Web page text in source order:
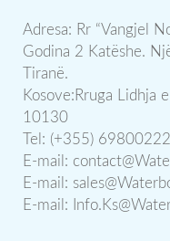
Adresa: Rr “Vangjel
Godina 2 Katëshe.
Tiranë.
Kosove:Rruga Lidhja
10130
Tel: (+355)
E-mail:
E-mail:
E-mail: